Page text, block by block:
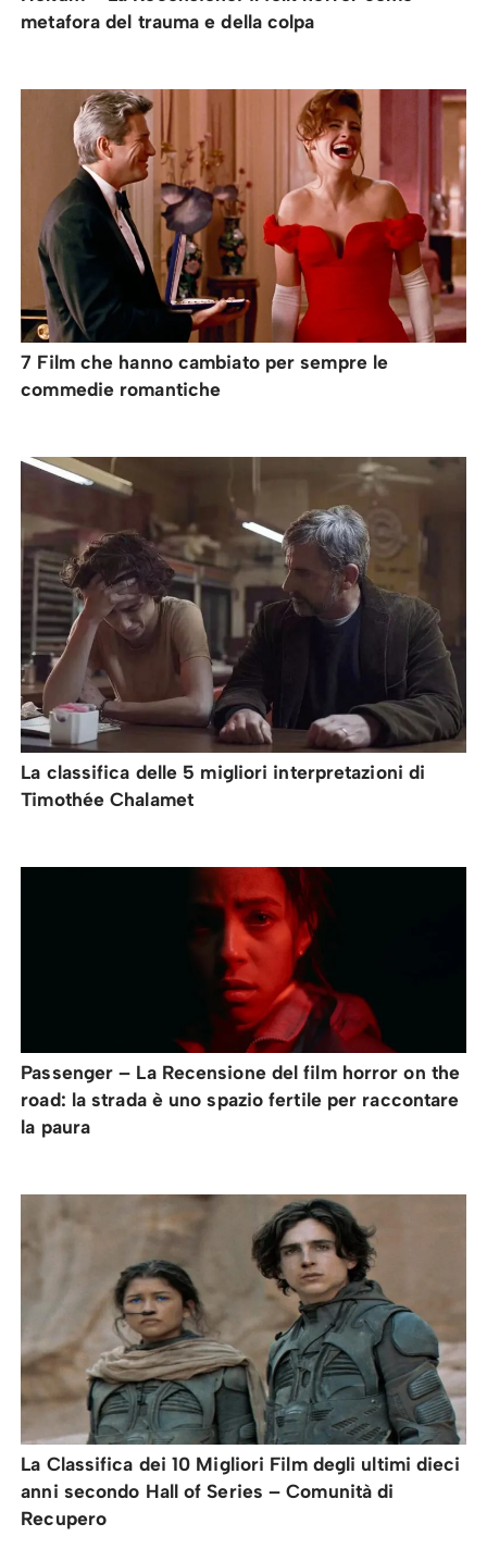
metafora del trauma e della colpa
7 Film che hanno cambiato per sempre le
commedie romantiche
La classifica delle 5 migliori interpretazioni di
Timothée Chalamet
Passenger – La Recensione del film horror on the
road: la strada è uno spazio fertile per raccontare
la paura
La Classifica dei 10 Migliori Film degli ultimi dieci
anni secondo Hall of Series – Comunità di
Recupero